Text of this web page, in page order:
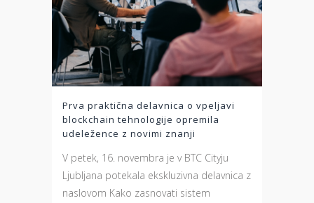
Prva praktična delavnica o vpeljavi
blockchain tehnologije opremila
udeležence z novimi znanji
V petek, 16. novembra je v BTC Cityju
Ljubljana potekala ekskluzivna delavnica z
naslovom Kako zasnovati sistem